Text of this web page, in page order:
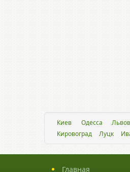
Киев Одесса Львов
Кировоград
Луцк
Главная